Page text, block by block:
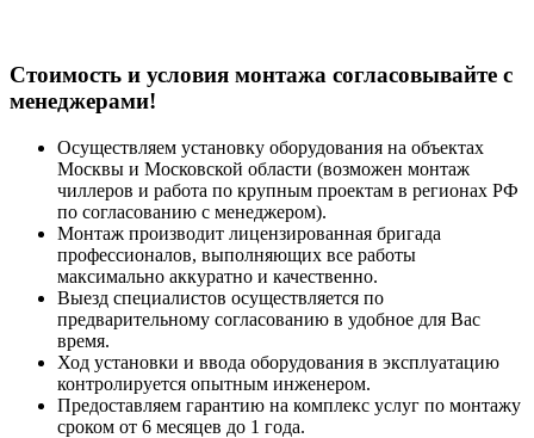
Cтоимость и условия монтажа согласовывайте с
менеджерами!
Осуществляем установку оборудования на объектах
Москвы и Московской области (возможен монтаж
чиллеров и работа по крупным проектам в регионах РФ
по согласованию с менеджером).
Монтаж производит лицензированная бригада
профессионалов, выполняющих все работы
максимально аккуратно и качественно.
Выезд специалистов осуществляется по
предварительному согласованию в удобное для Вас
время.
Ход установки и ввода оборудования в эксплуатацию
контролируется опытным инженером.
Предоставляем гарантию на комплекс услуг по монтажу
сроком от 6 месяцев до 1 года.